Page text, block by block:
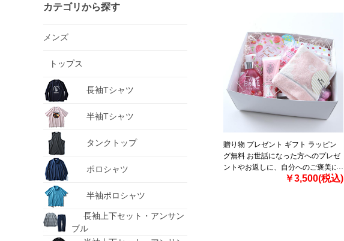
カテゴリから探す
メンズ
トップス
長袖Tシャツ
半袖Tシャツ
タンクトップ
ポロシャツ
半袖ポロシャツ
長袖上下セット・アンサン
ブル
贈り物 プレゼント ギフト ラッピン
グ無料 お世話になった方へのプレゼ
ントやお返しに、自分へのご褒美に
最適なソープギフトセット gift-01l
￥3,500(税込)